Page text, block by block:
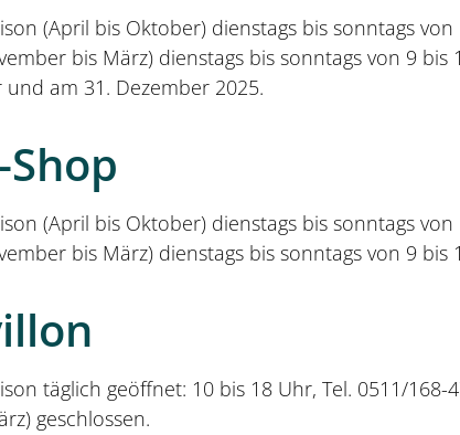
(April bis Oktober) dienstags bis sonntags
bis März) dienstags bis sonntags von 9 bis
und am 31. Dezember 2025.
(April bis Oktober) dienstags bis sonntags
bis März) dienstags bis sonntags von 9 bis
täglich geöffnet: 10 bis 18 Uhr, Tel. 0511/168-
geschlossen.